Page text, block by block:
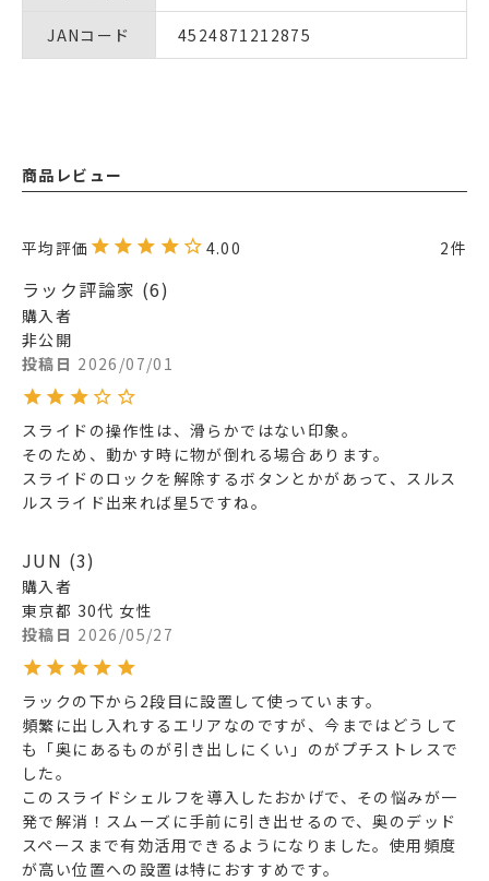
JANコード 4524871212875
商品レビュー
4.00 2
ラック評論家 6
購入者
非公開
投稿日 2026/07/01
スライドの操作性は、滑らかではない印象。
そのため、動かす時に物が倒れる場合あります。
スライドのロックを解除するボタンとかがあって、スルス
ルスライド出来れば星5ですね。
JUN 3
購入者
東京都 30代 女性
投稿日 2026/05/27
ラックの下から2段目に設置して使っています。
頻繁に出し入れするエリアなのですが、今まではどうして
も「奥にあるものが引き出しにくい」のがプチストレスで
した。
​このスライドシェルフを導入したおかげで、その悩みが一
発で解消！スムーズに手前に引き出せるので、奥のデッド
スペースまで有効活用できるようになりました。使用頻度
が高い位置への設置は特におすすめです。